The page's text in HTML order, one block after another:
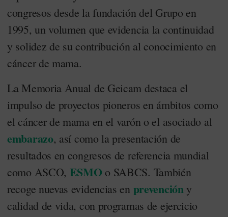
congresos desde la fundación del Grupo en
1995, un volumen que evidencia la continuidad
y solidez de su contribución al conocimiento en
cáncer de mama.
La Memoria Anual de Geicam destaca el
impulso de proyectos pioneros en ámbitos como
el cáncer de mama en el varón o el asociado al
embarazo, así como la presentación de
resultados en congresos de referencia mundial
como ASCO, ESMOo SABCS. También
recoge nuevas evidencias en prevencióny
calidad de vida, con programas de ejercicio